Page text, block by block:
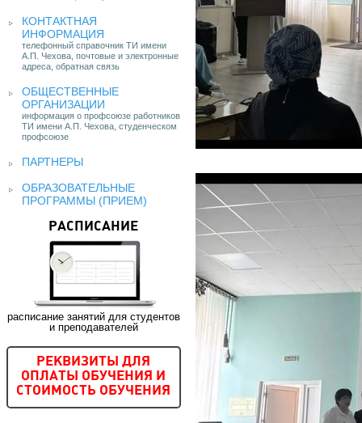
КОНТАКТНАЯ
ИНФОРМАЦИЯ
телефонный справочник ТИ имени
А.П. Чехова, почтовые и электронные
адреса, обратная связь
ОБЩЕСТВЕННЫЕ
ОРГАНИЗАЦИИ
информация о профсоюзе работников
ТИ имени А.П. Чехова, студенческом
профсоюзе
ПАРТНЕРЫ
ОБРАЗОВАТЕЛЬНЫЕ
ПРОГРАММЫ (ПРИЕМ)
РАСПИСАНИЕ
расписание занятий для студентов
и преподавателей
РЕКВИЗИТЫ ДЛЯ
ОПЛАТЫ ОБУЧЕНИЯ И
СТОИМОСТЬ ОБУЧЕНИЯ